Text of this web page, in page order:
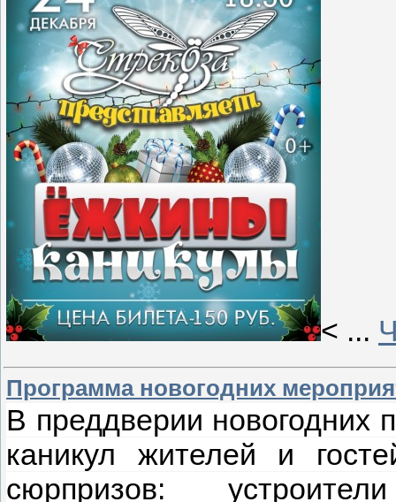
< ...
Программа новогодних
В преддверии новогодних
каникул жителей и
сюрпризов: